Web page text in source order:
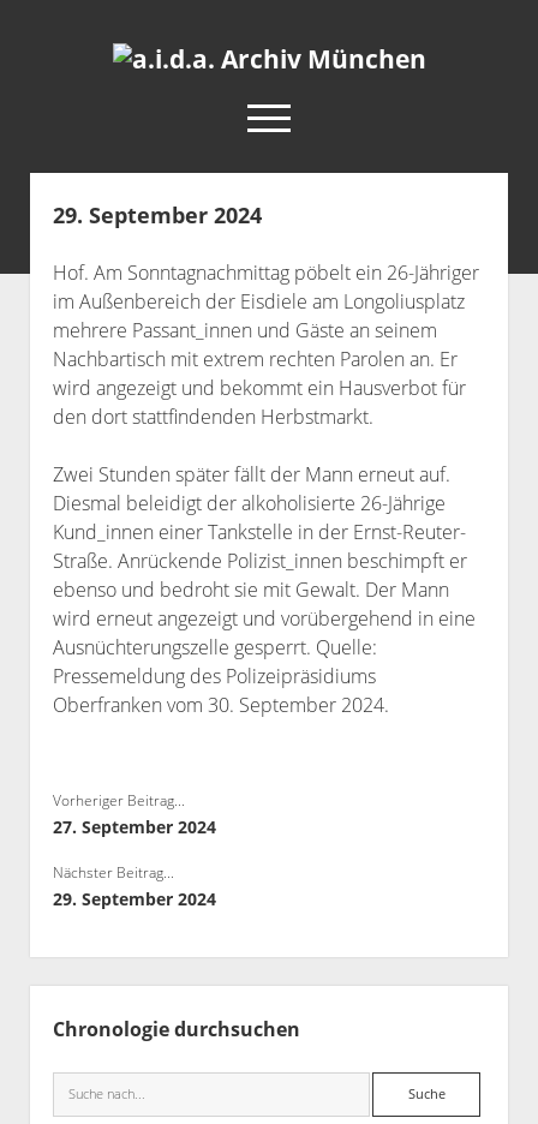
a.i.d.a.
open
menu
facebook
rss info@aida-archiv.de
Aktuelles
Termine
open
dropdown
menu
Antifaschistische Termine im Süden
Antifaschistische Termine in München
Rechte Termine München
Chronologie
Das Archiv
open
dropdown
Über a.i.d.a.
RSS-Feeds, Twitter & Facebook
Bibliothek
Kontakt & PGP-Key
29. September 2024
Hof. Am Sonntagnachmittag pöbelt ein 26-Jähriger
im Außenbereich der Eisdiele am Longoliusplatz
mehrere Passant_innen und Gäste an seinem
Nachbartisch mit extrem rechten Parolen an. Er
wird angezeigt und bekommt ein Hausverbot für
den dort stattfindenden Herbstmarkt.
Zwei Stunden später fällt der Mann erneut auf.
Diesmal beleidigt der alkoholisierte 26-Jährige
Kund_innen einer Tankstelle in der Ernst-Reuter-
Straße. Anrückende Polizist_innen beschimpft er
ebenso und bedroht sie mit Gewalt. Der Mann
wird erneut angezeigt und vorübergehend in eine
Ausnüchterungszelle gesperrt. Quelle:
Pressemeldung des Polizeipräsidiums
Oberfranken vom 30. September 2024.
Vorheriger Beitrag...
27. September 2024
Nächster Beitrag...
29. September 2024
Chronologie durchsuchen
Suche